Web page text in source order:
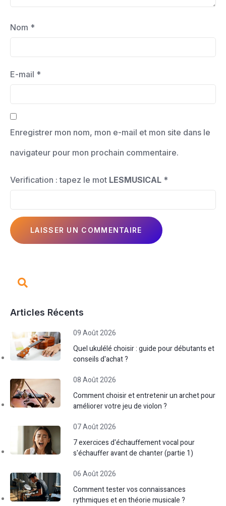
Nom *
E-mail *
Enregistrer mon nom, mon e-mail et mon site dans le
navigateur pour mon prochain commentaire.
Verification : tapez le mot LESMUSICAL *
Articles Récents
09 Août 2026
Quel ukulélé choisir : guide pour débutants et
conseils d'achat ?
08 Août 2026
Comment choisir et entretenir un archet pour
améliorer votre jeu de violon ?
07 Août 2026
7 exercices d'échauffement vocal pour
s'échauffer avant de chanter (partie 1)
06 Août 2026
Comment tester vos connaissances
rythmiques et en théorie musicale ?